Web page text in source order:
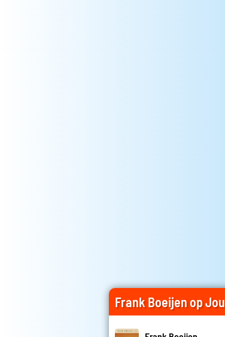
Frank Boeijen op